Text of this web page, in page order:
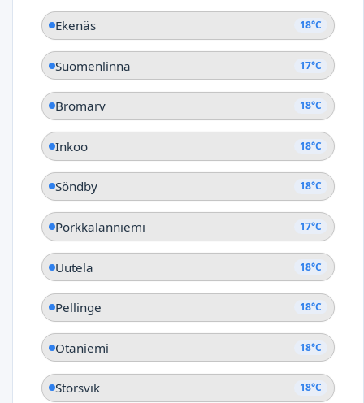
Ekenäs 18°C
Suomenlinna 17°C
Bromarv 18°C
Inkoo 18°C
Söndby 18°C
Porkkalanniemi 17°C
Uutela 18°C
Pellinge 18°C
Otaniemi 18°C
Störsvik 18°C